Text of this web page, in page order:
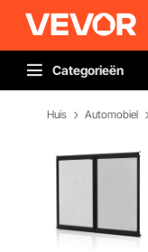
Categorieën
Huis Automobiel